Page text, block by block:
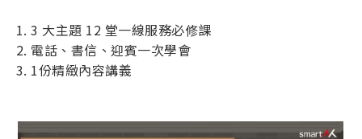
3 大主題 12 堂一線服務必修課
電話、書信、迎賓一次學會
1份精緻內容講義